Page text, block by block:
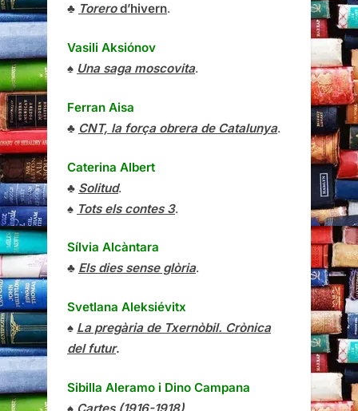
♣ Torerod’hivern.
Vasili Aksiónov
♠ Una saga moscovita.
Ferran Aisa
♣ CNT, la força obrera de Catalunya.
Caterina Albert
♣ Solitud.
♠ Tots els contes 3.
Sílvia Alcàntara
♣ Els dies sense glòria.
Svetlana Aleksiévitx
♠ La pregària de Txernòbil. Crònica
del futur.
Sibilla Aleramo i Dino Campana